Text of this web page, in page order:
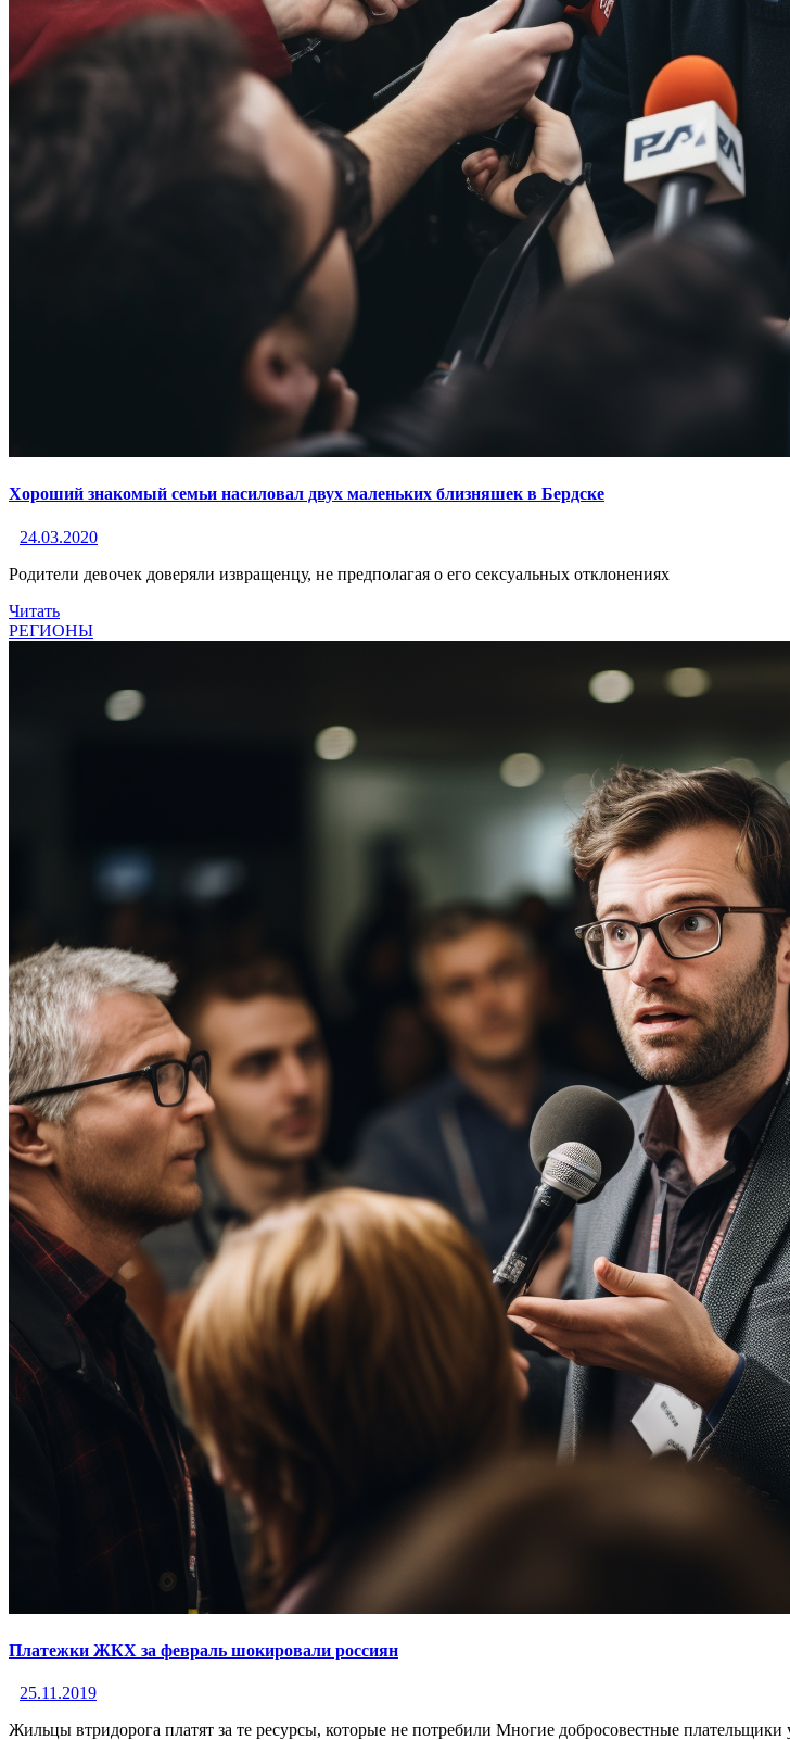
Хороший знакомый семьи насиловал двух маленьких близняшек в Бердске
24.03.2020
Родители девочек доверяли извращенцу, не предполагая о его сексуальных отклонениях
Читать
РЕГИОНЫ
Платежки ЖКХ за февраль шокировали россиян
25.11.2019
Жильцы втридорога платят за те ресурсы, которые не потребили Многие добросовестные